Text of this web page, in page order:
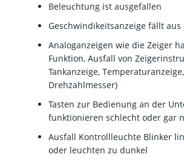
Beleuchtung ist ausgefallen
Geschwindikeitsanzeige fällt aus
Analoganzeigen wie die Zeiger
Funktion, Ausfall von
Tankanzeige, Temperaturanzeige,
Drehzahlmesser)
Tasten zur Bedienung an der
funktionieren schlecht oder gar
Ausfall Kontrollleuchte Blinker
oder leuchten zu dunkel